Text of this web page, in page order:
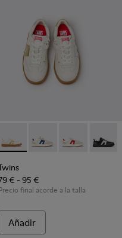
ante y piel marrones
001
Twins - K800653-014 -
Twins - K800653-010
Twins -Twins
€ - 95 €
final acorde a la talla
Añadir